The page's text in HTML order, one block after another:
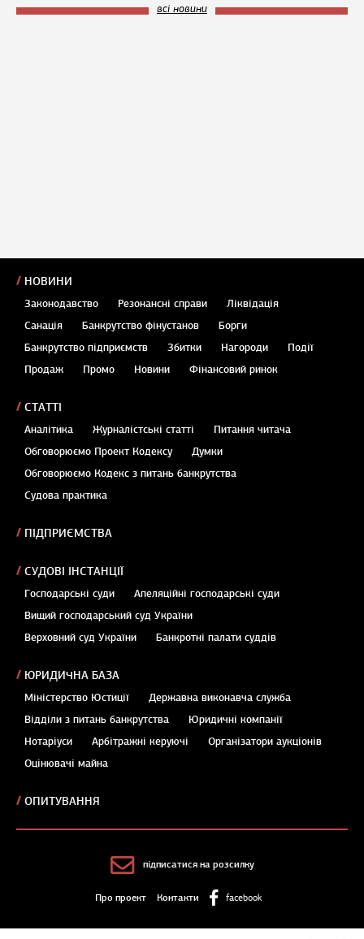
всі новини
НОВИНИ
Законодавство Резонансні справи
Ліквідація
Санація
Банкрутство фінустанов
Борги
Банкрутство підприємств
Збитки Нагороди
Події
Продаж
Промо Новини Фінансовий ринок
СТАТТІ
Аналітика Журналістські статті
Питання читача
Обговорюємо Проект Кодексу
Думки
Обговорюємо Кодекс з питань банкрутства
Судова практика
ПІДПРИЄМСТВА
СУДОВІ ІНСТАНЦІЇ
Господарські суди
Апеляційні господарські суди
Вищий господарський суд України
Верховний суд України
Банкротні палати суддів
ЮРИДИЧНА БАЗА
Міністерство Юстиції
Державна виконавча служба
Відділи з питань банкрутства
Юридичні компанії
Нотаріуси
Арбітражні керуючі
Організатори аукціонів
Оцінювачі майна
ОПИТУВАННЯ
підписатися на розсилку
Про проект Контакти facebook